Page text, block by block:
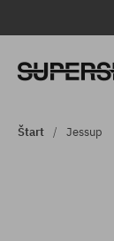
Štart Jessup